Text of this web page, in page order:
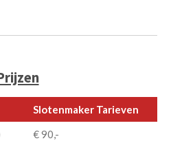
Slotenmaker Tarieven
€ 90,-